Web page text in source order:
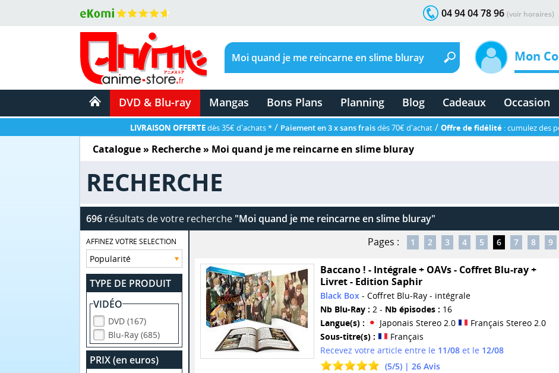
04 94 04 78 96 (voir horaires)
Mon
DVD & Blu-ray Mangas Bons Plans Planning Blog Cadeaux Occasion
LIVRAISON OFFERTEdès 35€ d'achats * / Paiement en 3 x sans fraisdès 70€ d'achat / Offre de fidélité : cumulez des
Catalogue» Recherche » Moi quand je me reincarne en slime bluray
RECHERCHE
696résultats de votre recherche "Moi quand je me reincarne en slime bluray"
AFFINEZ VOTRE SELECTION
TYPE DE PRODUIT
VIDÉO
DVD (167)
Blu-Ray (685)
PRIX (en euros)
Pages : 1 2 3 4 5 6 7 8 9
Baccano ! - Intégrale + OAVs - Coffret Blu-ray +
Livret - Edition Saphir
Black Box- Coffret Blu-Ray - intégrale
Nb Blu-Ray : 2 - Nb épisodes : 16
Langue(s) :
Japonais Stereo 2.0
Français Stereo 2.0
Sous-titre(s) :
Français
Recevez votre article entre le 11/08et le 12/08
(5/5) | 26Avis